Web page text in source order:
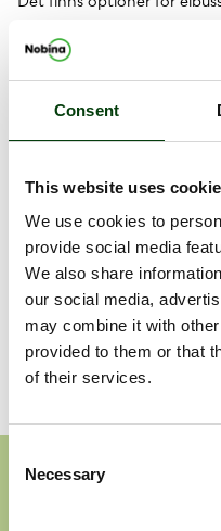
Consent
This website uses
We use cookies to
provide social media
We also share
our social media,
may combine it with
provided to them or that
of their services.
Selection
Necessary
busslinjerna i Ale ska
Tilldelningsbeslutet kan
Informationen är sådan
offentliggöra enligt EU:s
kl. 13:40.
Dokument
Nobina vinner
Prenumerera